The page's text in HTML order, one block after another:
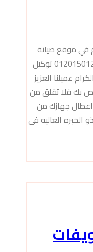
في موقع صيانة
غسالة ويرلبول 01007979202 حتي 01201501217 توكيل
عميلنا العزيز
بك فلا تقلق من
جهازك من
العاليه فى